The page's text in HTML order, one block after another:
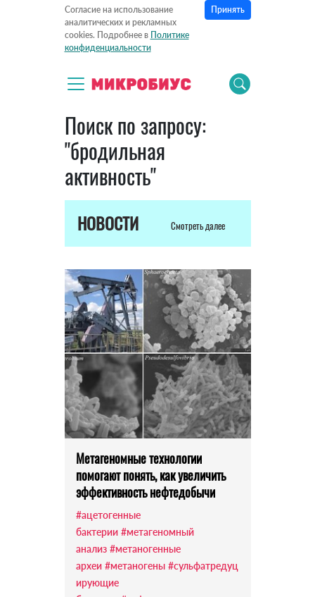
Согласие на использование
аналитических и рекламных
cookies. Подробнее в Политике
конфиденциальности
Принять
Поиск по запросу:
"бродильная
активность"
НОВОСТИ Смотреть далее
Метагеномные технологии
помогают понять, как увеличить
эффективность нефтедобычи
#ацетогенные
бактерии #метагеномный
анализ #метаногенные
археи #метаногены #сульфатредуц
ирующие